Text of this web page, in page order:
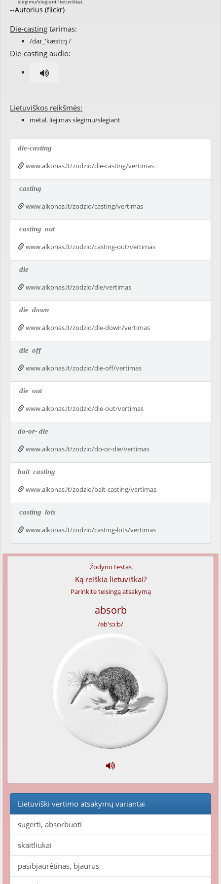
--Autorius (flickr)
Die-casting tarimas:
/daɪ_'kæstɪŋ /
Die-casting audio:
Lietuviškos reikšmės:
metal. liejimas slėgimu/slegiant
die-casting
www.alkonas.lt/zodzio/die-casting/vertimas
casting
www.alkonas.lt/zodzio/casting/vertimas
casting out
www.alkonas.lt/zodzio/casting-out/vertimas
die
www.alkonas.lt/zodzio/die/vertimas
die down
www.alkonas.lt/zodzio/die-down/vertimas
die off
www.alkonas.lt/zodzio/die-off/vertimas
die out
www.alkonas.lt/zodzio/die-out/vertimas
do-or-die
www.alkonas.lt/zodzio/do-or-die/vertimas
bait casting
www.alkonas.lt/zodzio/bait-casting/vertimas
casting lots
www.alkonas.lt/zodzio/casting-lots/vertimas
Žodyno testas
Ką reiškia lietuviškai?
Parinkite teisingą atsakymą
absorb
/əb'sɔ:b/
Lietuviški vertimo atsakymų variantai
sugerti, absorbuoti
skaitliukai
pasibjaurėtinas, bjaurus